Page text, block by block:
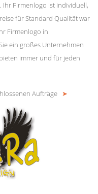
Firmenlogo ist individuell,
für Standard Qualität war
Firmenlogo in
ein großes Unternehmen
immer und für jeden
Aufträge ➤